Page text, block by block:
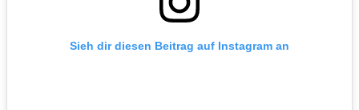
Sieh dir diesen Beitrag auf Instagram an